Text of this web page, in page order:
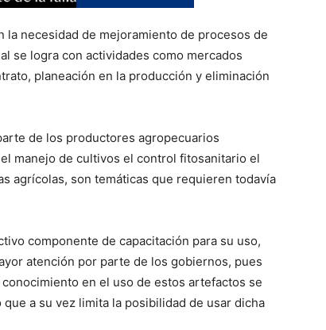
necesidad de mejoramiento de procesos de
se logra con actividades como mercados
planeación en la producción y eliminación
de los productores agropecuarios
manejo de cultivos el control fitosanitario el
agrícolas, son temáticas que requieren todavía
componente de capacitación para su uso,
atención por parte de los gobiernos, pues
en el uso de estos artefactos se
a su vez limita la posibilidad de usar dicha